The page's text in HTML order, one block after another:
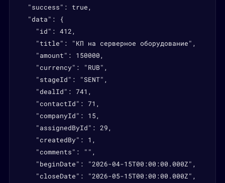
  "success": true,
  "data": {
    "id": 412,
    "title": "КП на серверное оборудование",
    "amount": 150000,
    "currency": "RUB",
    "stageId": "SENT",
    "dealId": 741,
    "contactId": 71,
    "companyId": 15,
    "assignedById": 29,
    "createdBy": 1,
    "comments": "",
    "beginDate": "2026-04-15T00:00:00.000Z",
    "closeDate": "2026-05-15T00:00:00.000Z",